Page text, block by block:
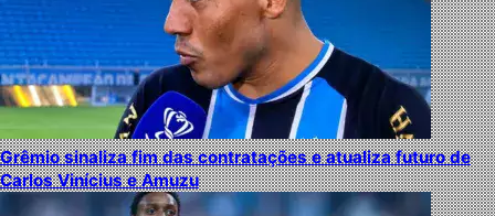
Grêmio sinaliza fim das contratações e atualiza futuro de
Carlos Vinícius e Amuzu